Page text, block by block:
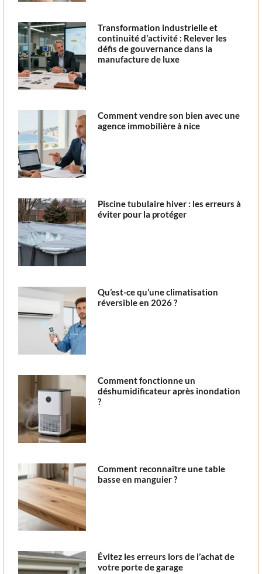
Transformation industrielle et
continuité d’activité : Relever les
défis de gouvernance dans la
manufacture de luxe
Comment vendre son bien avec une
agence immobilière à nice
Piscine tubulaire hiver : les erreurs à
éviter pour la protéger
Qu’est-ce qu’une climatisation
réversible en 2026 ?
Comment fonctionne un
déshumidificateur après inondation
?
Comment reconnaître une table
basse en manguier ?
Évitez les erreurs lors de l’achat de
votre porte de garage